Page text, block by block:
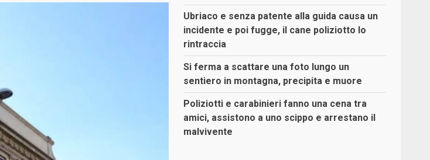
Ubriaco e senza patente alla guida causa un
incidente e poi fugge, il cane poliziotto lo
rintraccia
Si ferma a scattare una foto lungo un
sentiero in montagna, precipita e muore
Poliziotti e carabinieri fanno una cena tra
amici, assistono a uno scippo e arrestano il
malvivente